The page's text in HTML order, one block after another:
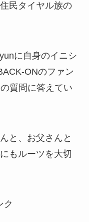
民タイヤル族の
に自身のイニシ
ONのファン
質問に答えてい
と、お父さんと
もルーツを大切
ク